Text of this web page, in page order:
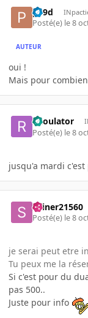
p19d
Posté(e) le 8
AUTEUR
oui !
Mais pour
Raoulator
Posté(e) le 8
jusqu'a mardi c'est
skiner21560
Posté(e) le 8
je serai peut etre
Tu peux me la
Si c'est pour du
pas 500..
Juste pour info